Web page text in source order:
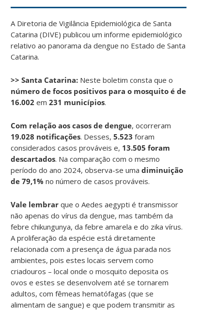
A Diretoria de Vigilância Epidemiológica de Santa
Catarina (DIVE) publicou um informe epidemiológico
relativo ao panorama da dengue no Estado de Santa
Catarina.
>> Santa Catarina: Neste boletim consta que o
número de focos positivos para o mosquito é de
16.002 em 231 municípios.
Com relação aos casos de dengue, ocorreram
19.028 notificações. Desses, 5.523 foram
considerados casos prováveis e, 13.505 foram
descartados. Na comparação com o mesmo
período do ano 2024, observa-se umadiminuição
de 79,1%no número de casos prováveis.
Vale lembrar que o Aedes aegypti é transmissor
não apenas do vírus da dengue, mas também da
febre chikungunya, da febre amarela e do zika vírus.
A proliferação da espécie está diretamente
relacionada com a presença de água parada nos
ambientes, pois estes locais servem como
criadouros – local onde o mosquito deposita os
ovos e estes se desenvolvem até se tornarem
adultos, com fêmeas hematófagas (que se
alimentam de sangue) e que podem transmitir as